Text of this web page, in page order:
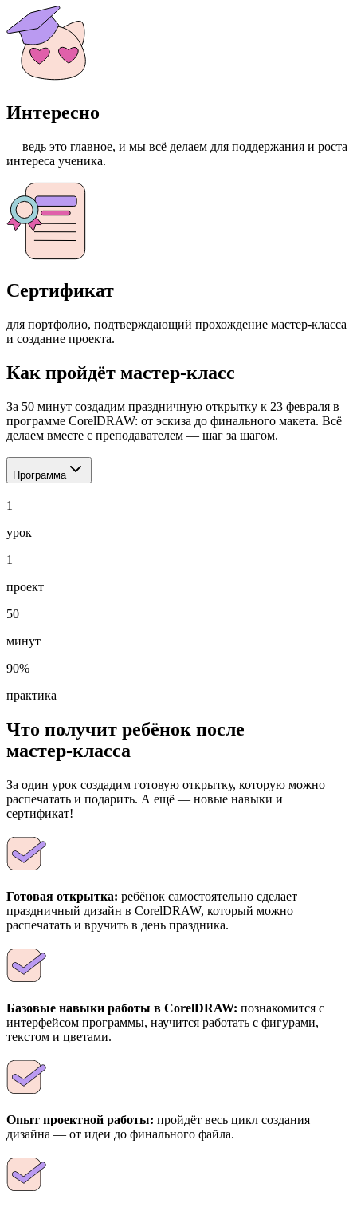
Интересно
— ведь это главное, и мы всё делаем для поддержания и роста
интереса ученика.
Сертификат
для портфолио, подтверждающий прохождение мастер-класса
и создание проекта.
Как пройдёт мастер‑класс
За 50 минут создадим праздничную открытку к 23 февраля в
программе CorelDRAW: от эскиза до финального макета. Всё
делаем вместе с преподавателем — шаг за шагом.
Программа
1
урок
1
проект
50
минут
90%
практика
Что получит ребёнок после
мастер‑класса
За один урок создадим готовую открытку, которую можно
распечатать и подарить. А ещё — новые навыки и
сертификат!
Готовая открытка: ребёнок самостоятельно сделает
праздничный дизайн в CorelDRAW, который можно
распечатать и вручить в день праздника.
Базовые навыки работы в CorelDRAW: познакомится с
интерфейсом программы, научится работать с фигурами,
текстом и цветами.
Опыт проектной работы: пройдёт весь цикл создания
дизайна — от идеи до финального файла.